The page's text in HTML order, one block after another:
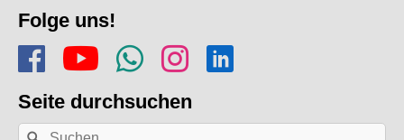
Folge uns!
Folge uns auf Facebook
Finde uns auf YouTube
Folge dem Kanal
Folge uns auf
Seite durchsuchen
Nach
Suchen